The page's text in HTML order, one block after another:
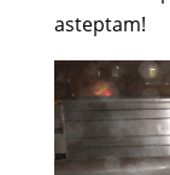
asteptam!